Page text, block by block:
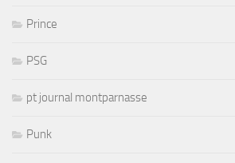
Prince
PSG
pt journal montparnasse
Punk